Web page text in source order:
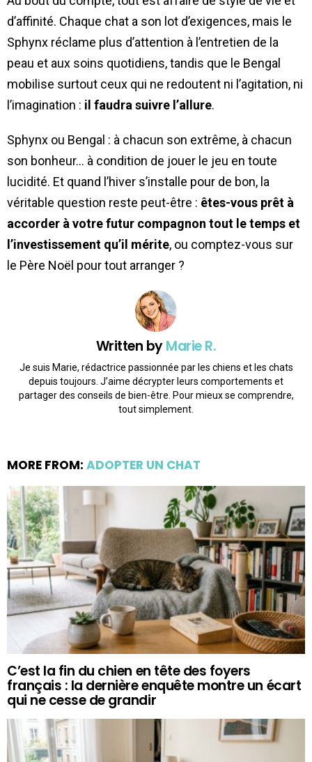
d’affinité. Chaque chat a son lot d’exigences, mais le
Sphynx réclame plus d’attention à l’entretien de la
peau et aux soins quotidiens, tandis que le Bengal
mobilise surtout ceux qui ne redoutent ni l’agitation, ni
l’imagination : il faudra suivre l’allure.
Sphynx ou Bengal : à chacun son extrême, à chacun
son bonheur… à condition de jouer le jeu en toute
lucidité. Et quand l’hiver s’installe pour de bon, la
véritable question reste peut-être : êtes-vous prêt à
accorder à votre futur compagnon tout le temps et
l’investissement qu’il mérite, ou comptez-vous sur
le Père Noël pour tout arranger ?
Written byMarie R.
Je suis Marie, rédactrice passionnée par les chiens et les chats
depuis toujours. J’aime décrypter leurs comportements et
partager des conseils de bien-être. Pour mieux se comprendre,
tout simplement.
MORE FROM: ADOPTER UN CHAT
C’est la fin du chien en tête des foyers
français : la dernière enquête montre un écart
qui ne cesse de grandir